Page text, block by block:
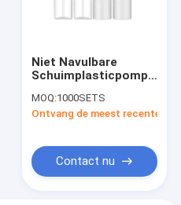
Niet Navulbare
Schuimplasticpomp
schone UV 40/410
MOQ:1000SETS
Ontvang de meest recente
Contact nu